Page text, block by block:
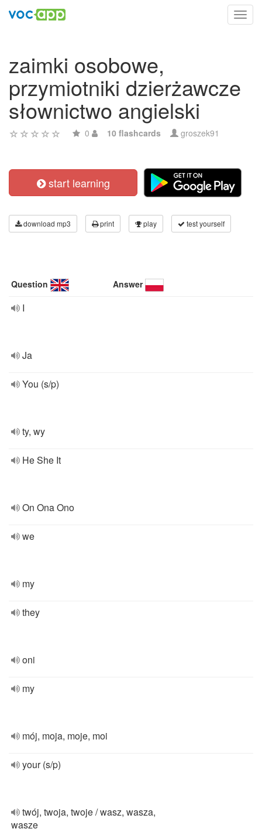
zaimki osobowe,
przymiotniki dzierżawcze
słownictwo angielski
0 10 flashcards groszek91
start learning
download mp3 print play test yourself
Question Answer
I
Ja
You (s/p)
ty, wy
He She It
On Ona Ono
we
my
they
oni
my
mój, moja, moje, moi
your (s/p)
twój, twoja, twoje / wasz, wasza,
wasze